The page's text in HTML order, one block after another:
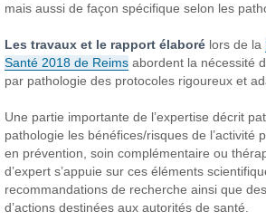
mais aussi de façon spécifique selon les
Les travaux et le rapport élaboré lors de la
Santé 2018 de Reims abordent la nécessité
par pathologie des protocoles rigoureux et
Une partie importante de l’expertise décrit
pathologie les bénéfices/risques de l’activité
en prévention, soin complémentaire ou
d’expert s’appuie sur ces éléments
recommandations de recherche ainsi que
d’actions destinées aux autorités de santé.